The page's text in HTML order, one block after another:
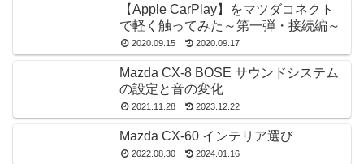
【Apple CarPlay】をマツダコネクト
で軽く触ってみた～第一弾・接続編～
2020.09.15 2020.09.17
Mazda CX-8 BOSE サウンドシステム
の設定と音の変化
2021.11.28 2023.12.22
Mazda CX-60 インテリア選び
2022.08.30 2024.01.16